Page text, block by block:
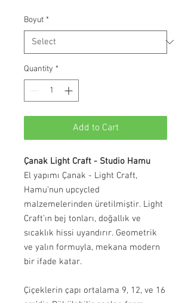
Boyut *
Quantity *
Add to Cart
Çanak Light Craft - Studio Hamu
El yapımı Çanak - Light Craft,
Hamu’nun upcycled
malzemelerinden üretilmiştir. Light
Craft’ın bej tonları, doğallık ve
sıcaklık hissi uyandırır. Geometrik
ve yalın formuyla, mekana modern
bir ifade katar.
Çiçeklerin çapı ortalama 9, 12, ve 16